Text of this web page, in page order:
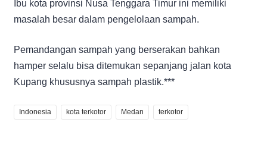
Ibu kota provinsi Nusa Tenggara Timur ini memiliki
masalah besar dalam pengelolaan sampah.
Pemandangan sampah yang berserakan bahkan
hamper selalu bisa ditemukan sepanjang jalan kota
Kupang khususnya sampah plastik.***
Indonesia kota terkotor Medan terkotor